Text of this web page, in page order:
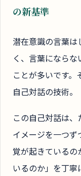
の新基準
潜在意識の言葉
く、言葉にならな
ことが多いです。
自己対話の技術。
この自己対話は
イメージを一つ
覚が起きているの
いるのか」を丁